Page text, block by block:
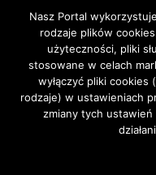
swoim ogrodzie, gdzie
wiele, wiele więcej.
najważniejszych
internetu. Cenimy
dane z całej sieci i
Frix.pl.
Nasz Portal
rodzaje plików
użyteczności, pliki
stosowane w celach
wyłączyć pliki
rodzaje) w ustawieniach
zmiany tych